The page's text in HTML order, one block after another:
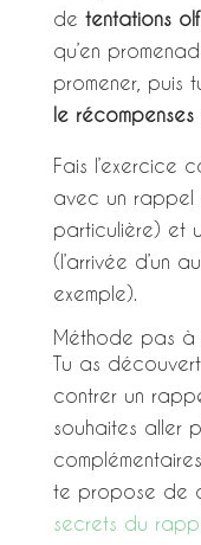
de tentations
qu’en
promener, puis
le
Fais l’exercice
avec un rappel
particulière) et
(l’arrivée d’un
exemple).
Méthode pas
Tu as
contrer un
souhaites aller
te propose de
secrets du